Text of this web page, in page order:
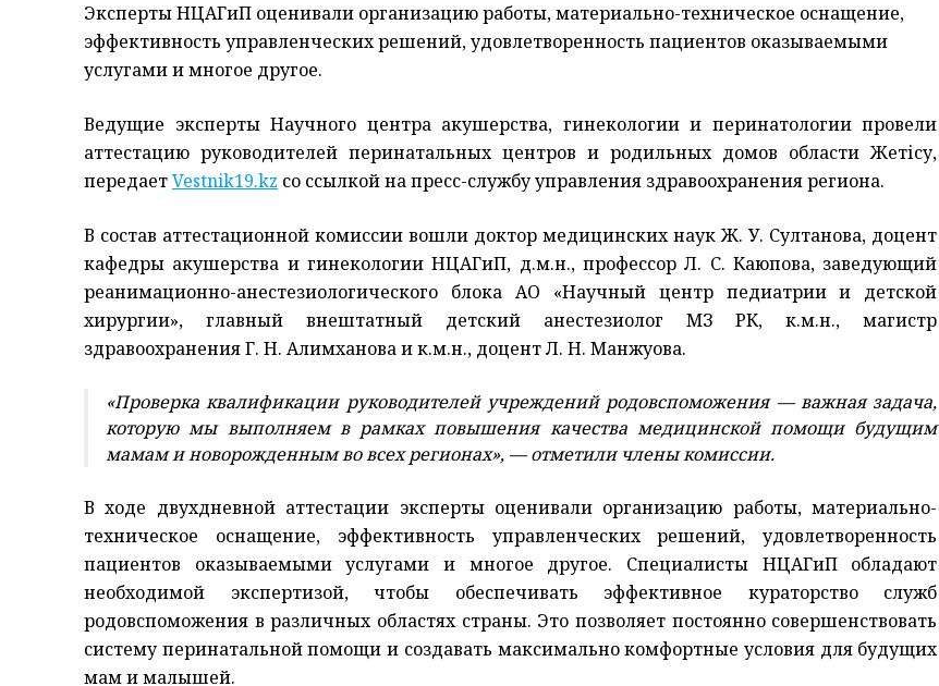
Эксперты НЦАГиП оценивали организацию работы, материально-техническое оснащение,
эффективность управленческих решений, удовлетворенность пациентов оказываемыми
услугами и многое другое.
Ведущие эксперты Научного центра акушерства, гинекологии и перинатологии провели
аттестацию руководителей перинатальных центров и родильных домов области Жетісу,
передаетVestnik19.kz со ссылкой на пресс-службу управления здравоохранения региона.
В состав аттестационной комиссии вошли доктор медицинских наук Ж. У. Султанова, доцент
кафедры акушерства и гинекологии НЦАГиП, д.м.н., профессор Л. С. Каюпова, заведующий
реанимационно-анестезиологического блока АО «Научный центр педиатрии и детской
хирургии», главный внештатный детский анестезиолог МЗ РК, к.м.н., магистр
здравоохранения Г. Н. Алимханова и к.м.н., доцент Л. Н. Манжуова.
«Проверка квалификации руководителей учреждений родовспоможения — важная задача,
которую мы выполняем в рамках повышения качества медицинской помощи будущим
мамам и новорожденным во всех регионах», — отметили члены комиссии.
В ходе двухдневной аттестации эксперты оценивали организацию работы, материально-
техническое оснащение, эффективность управленческих решений, удовлетворенность
пациентов оказываемыми услугами и многое другое.
Специалисты НЦАГиП обладают
необходимой экспертизой, чтобы обеспечивать эффективное кураторство служб
родовспоможения в различных областях страны. Это позволяет постоянно совершенствовать
систему перинатальной помощи и создавать максимально комфортные условия для будущих
мам и малышей.